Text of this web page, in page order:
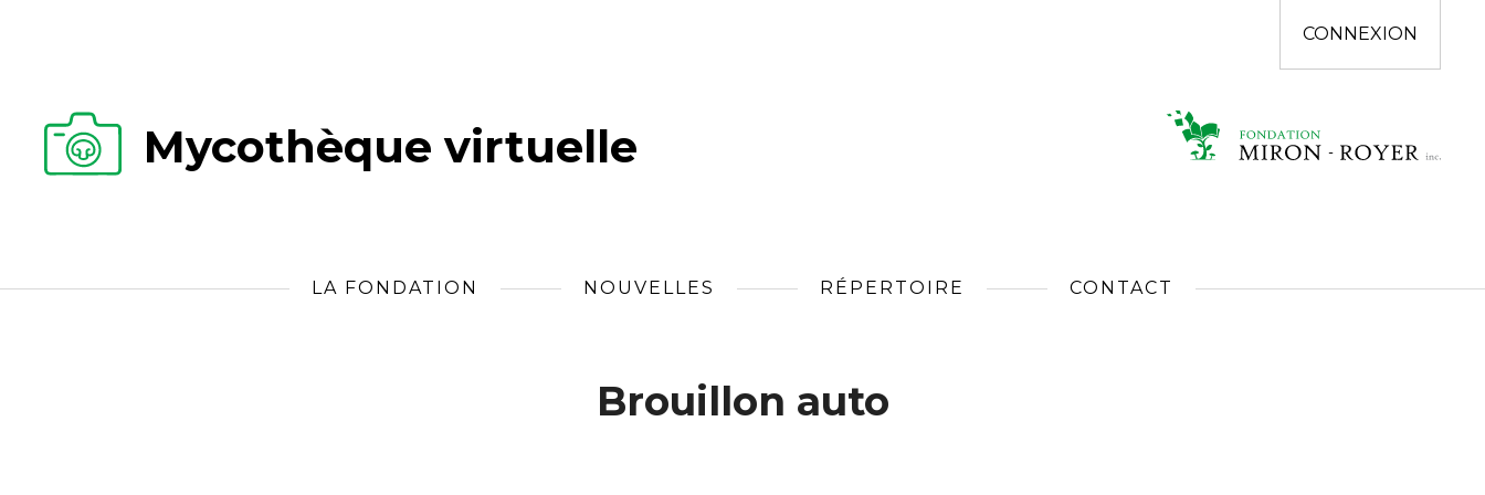
CONNEXION
Mycothèque virtuelle
LA FONDATION NOUVELLES RÉPERTOIRE CONTACT
Brouillon auto